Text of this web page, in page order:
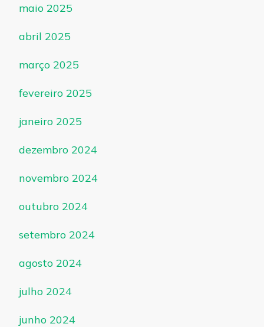
maio 2025
abril 2025
março 2025
fevereiro 2025
janeiro 2025
dezembro 2024
novembro 2024
outubro 2024
setembro 2024
agosto 2024
julho 2024
junho 2024